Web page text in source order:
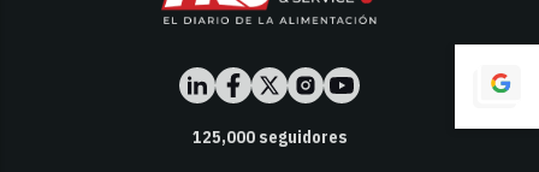
125,000seguidores